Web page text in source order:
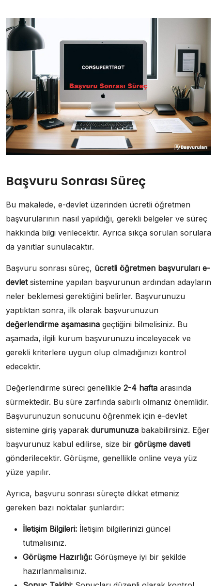
Başvuru Sonrası Süreç
Bu makalede, e-devlet üzerinden ücretli öğretmen
başvurularının nasıl yapıldığı, gerekli belgeler ve süreç
hakkında bilgi verilecektir. Ayrıca sıkça sorulan sorulara
da yanıtlar sunulacaktır.
Başvuru sonrası süreç, ücretli öğretmen başvuruları e-
devletsistemine yapılan başvurunun ardından adayların
neler beklemesi gerektiğini belirler. Başvurunuzu
yaptıktan sonra, ilk olarak başvurunuzun
değerlendirme aşamasına geçtiğini bilmelisiniz. Bu
aşamada, ilgili kurum başvurunuzu inceleyecek ve
gerekli kriterlere uygun olup olmadığınızı kontrol
edecektir.
Değerlendirme süreci genellikle 2-4 hafta arasında
sürmektedir. Bu süre zarfında sabırlı olmanız önemlidir.
Başvurunuzun sonucunu öğrenmek için e-devlet
sistemine giriş yaparak durumunuza bakabilirsiniz. Eğer
başvurunuz kabul edilirse, size bir görüşme daveti
gönderilecektir. Görüşme, genellikle online veya yüz
yüze yapılır.
Ayrıca, başvuru sonrası süreçte dikkat etmeniz
gereken bazı noktalar şunlardır:
İletişim Bilgileri: İletişim bilgilerinizi güncel
tutmalısınız.
Görüşme Hazırlığı: Görüşmeye iyi bir şekilde
hazırlanmalısınız.